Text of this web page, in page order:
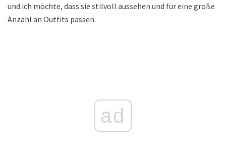
und ich möchte, dass sie stilvoll aussehen und für eine große
Anzahl an Outfits passen.
ad